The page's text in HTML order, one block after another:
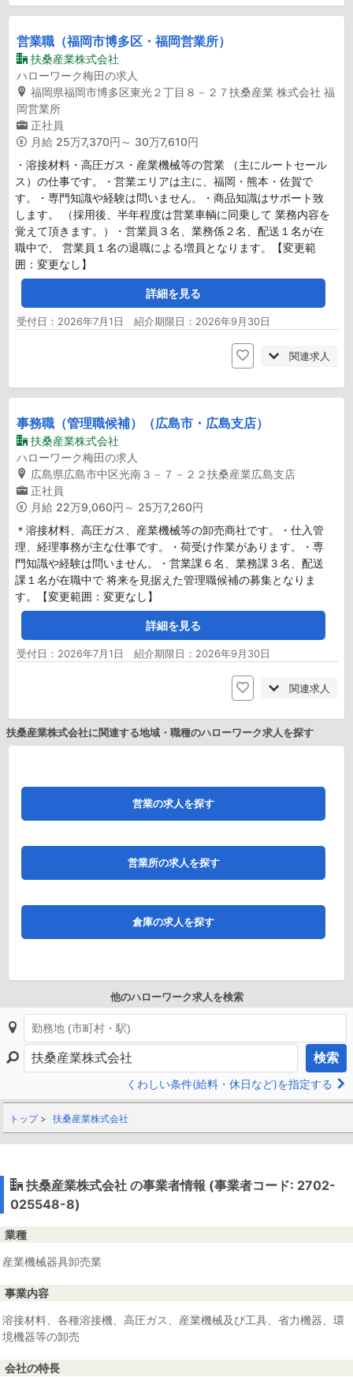
営業職（福岡市博多区・福岡営業所）
扶桑産業株式会社
ハローワーク梅田の求人
福岡県福岡市博多区東光２丁目８－２７扶桑産業 株式会社 福
岡営業所
正社員
月給 25万7,370円～ 30万7,610円
・溶接材料・高圧ガス・産業機械等の営業 （主にルートセール
ス）の仕事です。・営業エリアは主に、福岡・熊本・佐賀で
す。・専門知識や経験は問いません。・商品知識はサポート致
します。 （採用後、半年程度は営業車輌に同乗して 業務内容を
覚えて頂きます。）・営業員３名、業務係２名、配送１名が在
職中で、 営業員１名の退職による増員となります。【変更範
囲：変更なし】
詳細を見る
受付日：2026年7月1日 紹介期限日：2026年9月30日
関連求人
事務職（管理職候補）（広島市・広島支店）
扶桑産業株式会社
ハローワーク梅田の求人
広島県広島市中区光南３－７－２２扶桑産業広島支店
正社員
月給 22万9,060円～ 25万7,260円
＊溶接材料、高圧ガス、産業機械等の卸売商社です。・仕入管
理、経理事務が主な仕事です。・荷受け作業があります。・専
門知識や経験は問いません。・営業課６名、業務課３名、配送
課１名が在職中で 将来を見据えた管理職候補の募集となりま
す。【変更範囲：変更なし】
詳細を見る
受付日：2026年7月1日 紹介期限日：2026年9月30日
関連求人
扶桑産業株式会社に関連する地域・職種のハローワーク求人を探す
営業の求人を探す
営業所の求人を探す
倉庫の求人を探す
他のハローワーク求人を検索
検索
くわしい条件(給料・休日など)を指定する
トップ 扶桑産業株式会社
扶桑産業株式会社 の事業者情報 (事業者コード: 2702-
025548-8)
業種
産業機械器具卸売業
事業内容
溶接材料、各種溶接機、高圧ガス、産業機械及び工具、省力機器、環
境機器等の卸売
会社の特長